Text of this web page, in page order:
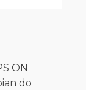
ON
do